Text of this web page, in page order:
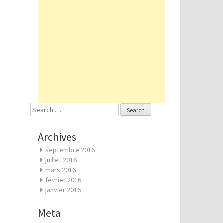
Search
Archives
septembre 2016
juillet 2016
mars 2016
février 2016
janvier 2016
Meta